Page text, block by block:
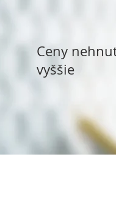
Ceny
vyššie